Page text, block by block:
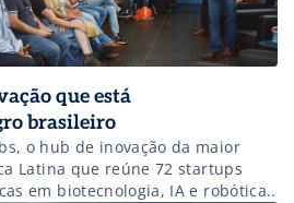
que está
brasileiro
o hub de inovação da maior
Latina que reúne 72 startups
em biotecnologia, IA e robótica..